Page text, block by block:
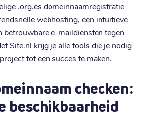
.org.es domeinnaamregistratie
webhosting, een intuïtieve
betrouwbare e-maildiensten tegen
Site.nl krijg je alle tools die je nodig
tot een succes te maken.
checken:
beschikbaarheid